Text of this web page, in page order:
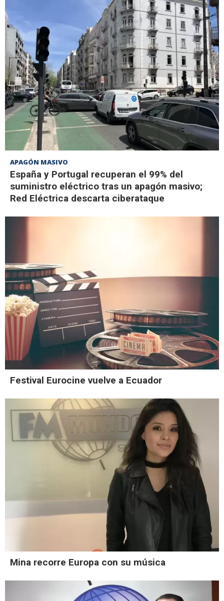
APAGÓN MASIVO
España y Portugal recuperan el 99% del
suministro eléctrico tras un apagón masivo;
Red Eléctrica descarta ciberataque
Festival Eurocine vuelve a Ecuador
Mina recorre Europa con su música